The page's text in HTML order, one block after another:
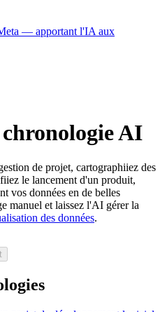
— apportant l'IA aux
AI
de projet, cartographiiez des
le lancement d'un produit,
vos données en de belles
manuel et laissez l'AI gérer la
des données.